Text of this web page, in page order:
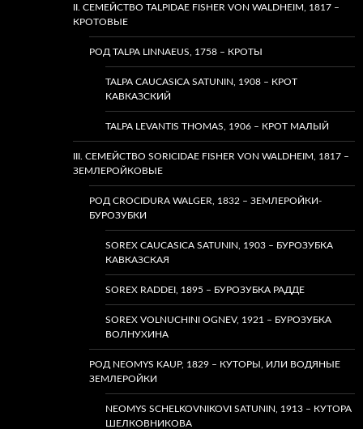
II. СЕМЕЙСТВО TALPIDAE FISHER VON WALDHEIM, 1817 –
КРОТОВЫЕ
РОД TALPA LINNAEUS, 1758 – КРОТЫ
TALPA CAUCASICA SATUNIN, 1908 – КРОТ
КАВКАЗСКИЙ
TALPA LEVANTIS THOMAS, 1906 – КРОТ МАЛЫЙ
III. СЕМЕЙСТВО SORICIDAE FISHER VON WALDHEIM, 1817 –
ЗЕМЛЕРОЙКОВЫЕ
РОД CROCIDURA WALGER, 1832 – ЗЕМЛЕРОЙКИ-
БУРОЗУБКИ
SOREX CAUCASICA SATUNIN, 1903 – БУРОЗУБКА
КАВКАЗСКАЯ
SOREX RADDEI, 1895 – БУРОЗУБКА РАДДЕ
SOREX VOLNUCHINI OGNEV, 1921 – БУРОЗУБКА
ВОЛНУХИНА
РОД NEOMYS KAUP, 1829 – КУТОРЫ, ИЛИ ВОДЯНЫЕ
ЗЕМЛЕРОЙКИ
NEOMYS SCHELKOVNIKOVI SATUNIN, 1913 – КУТОРА
ШЕЛКОВНИКОВА